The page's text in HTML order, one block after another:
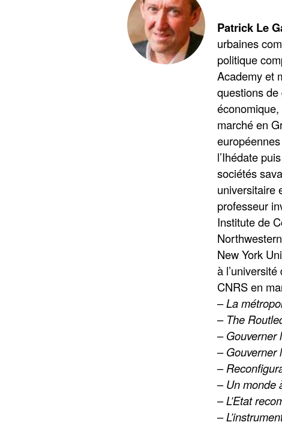
Patrick Le
urbaines
politique
Academy et
questions
marché en
l’Ihédate
sociétés
universitaire
professeur
Institute de
New York
à
CNRS en
–La
– The
–Gouverner
–Gouverner
–
–Un monde
–L’Etat
–